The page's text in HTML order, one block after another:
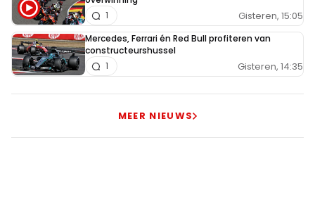
Gisteren, 15:05
1
Mercedes, Ferrari én Red Bull profiteren van
constructeurshussel
Gisteren, 14:35
1
MEER NIEUWS